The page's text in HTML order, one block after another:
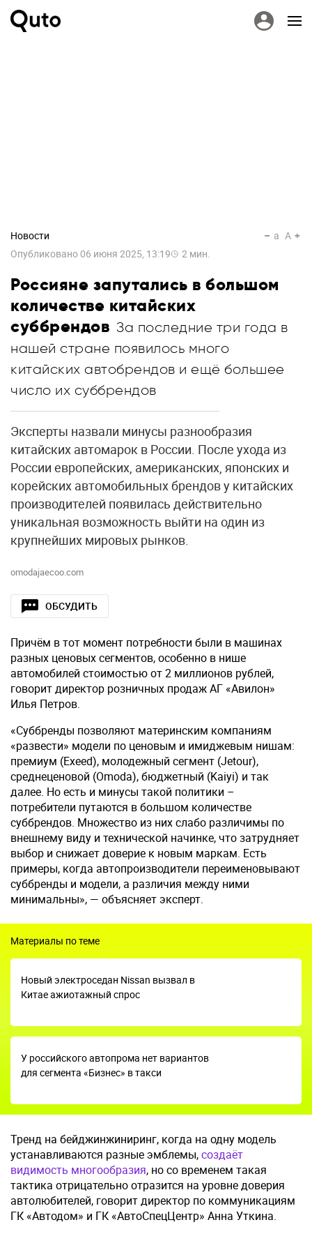
Новости
Опубликовано 06 июня 2025, 13:19 2 мин.
a A
Россияне запутались в большом
количестве китайских
суббрендов За последние три года в
нашей стране появилось много
китайских автобрендов и ещё большее
число их суббрендов
Эксперты назвали минусы разнообразия
китайских автомарок в России. После ухода из
России европейских, американских, японских и
корейских автомобильных брендов у китайских
производителей появилась действительно
уникальная возможность выйти на один из
крупнейших мировых рынков.
omodajaecoo.com
ОБСУДИТЬ
Причём в тот момент потребности были в машинах
разных ценовых сегментов, особенно в нише
автомобилей стоимостью от 2 миллионов рублей,
говорит директор розничных продаж АГ «Авилон»
Илья Петров.
«Суббренды позволяют материнским компаниям
«развести» модели по ценовым и имиджевым нишам:
премиум (Exeed), молодежный сегмент (Jetour),
среднеценовой (Omoda), бюджетный (Kaiyi) и так
далее. Но есть и минусы такой политики –
потребители путаются в большом количестве
суббрендов. Множество из них слабо различимы по
внешнему виду и технической начинке, что затрудняет
выбор и снижает доверие к новым маркам. Есть
примеры, когда автопроизводители переименовывают
суббренды и модели, а различия между ними
минимальны», — объясняет эксперт.
Материалы по теме
Новый электроседан Nissan вызвал в
Китае ажиотажный спрос
У российского автопрома нет вариантов
для сегмента «Бизнес» в такси
Тренд на бейджинжиниринг, когда на одну модель
устанавливаются разные эмблемы,создаёт
видимость многообразия, но со временем такая
тактика отрицательно отразится на уровне доверия
автолюбителей, говорит директор по коммуникациям
ГК «Автодом» и ГК «АвтоСпецЦентр» Анна Уткина.